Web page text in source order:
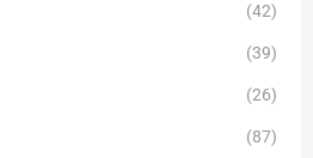
(42)
(39)
(26)
(87)